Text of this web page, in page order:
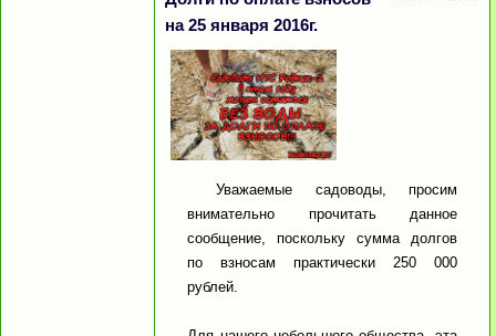
на 25 января 2016г.
Уважаемые садоводы, просим
внимательно прочитать данное
сообщение, поскольку сумма долгов
по взносам практически 250 000
рублей.